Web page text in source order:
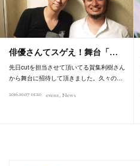
俳優さんてスゲえ！舞台「…
先日cutを担当させて頂いてる賀集利樹さん
から舞台に招待して頂きました。久々の…
2016.10.07 01:20 event News